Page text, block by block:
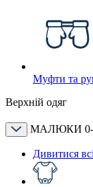
Муфти та
Верхній одяг
МАЛЮКИ 0-
Дивитися